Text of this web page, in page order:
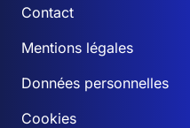
Contact
Mentions légales
Données personnelles
Cookies